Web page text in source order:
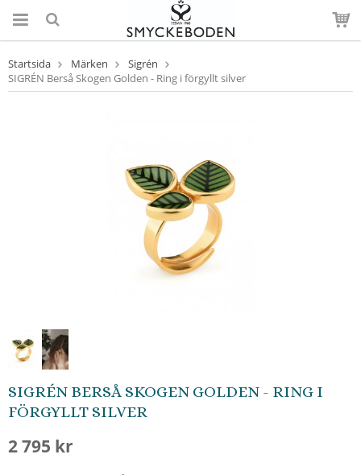
Startsida Märken
Sigrén
SIGRÉN Berså Skogen Golden - Ring i förgyllt silver
SIGRÉN BERSÅ SKOGEN GOLDEN - RING I
FÖRGYLLT SILVER
2 795 kr